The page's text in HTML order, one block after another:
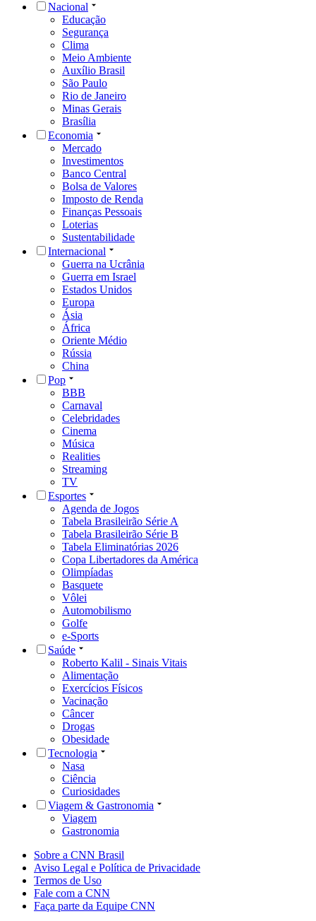
Nacional
Educação
Segurança
Clima
Meio Ambiente
Auxílio Brasil
São Paulo
Rio de Janeiro
Minas Gerais
Brasília
Economia
Mercado
Investimentos
Banco Central
Bolsa de Valores
Imposto de Renda
Finanças Pessoais
Loterias
Sustentabilidade
Internacional
Guerra na Ucrânia
Guerra em Israel
Estados Unidos
Europa
Ásia
África
Oriente Médio
Rússia
China
Pop
BBB
Carnaval
Celebridades
Cinema
Música
Realities
Streaming
TV
Esportes
Agenda de Jogos
Tabela Brasileirão Série A
Tabela Brasileirão Série B
Tabela Eliminatórias 2026
Copa Libertadores da América
Olimpíadas
Basquete
Vôlei
Automobilismo
Golfe
e-Sports
Saúde
Roberto Kalil - Sinais Vitais
Alimentação
Exercícios Físicos
Vacinação
Câncer
Drogas
Obesidade
Tecnologia
Nasa
Ciência
Curiosidades
Viagem & Gastronomia
Viagem
Gastronomia
Sobre a CNN Brasil
Aviso Legal e Política de Privacidade
Termos de Uso
Fale com a CNN
Faça parte da Equipe CNN